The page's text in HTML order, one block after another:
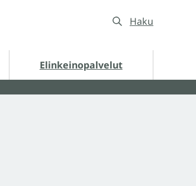
Haku
Elinkeinopalvelut